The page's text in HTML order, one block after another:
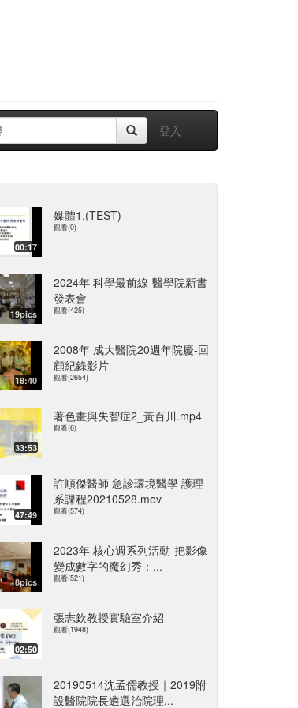
登入
00:17
媒體1.(TEST)
觀看(0)
19pics
2024年 科學最前線-醫學院新書
發表會
觀看(425)
18:40
2008年 成大醫院20週年院慶-回
顧紀錄影片
觀看(2654)
33:53
著色畫與失智症2_黃百川.mp4
觀看(6)
47:49
許順傑醫師 急診環境醫學 護理
系課程20210528.mov
觀看(574)
8pics
2023年 核心週系列活動-把影像
變成數字的魔幻秀：...
觀看(521)
02:50
張志欽教授實驗室介紹
觀看(1948)
20190514沈孟儒教授｜2019附
設醫院院長遴選治院理...